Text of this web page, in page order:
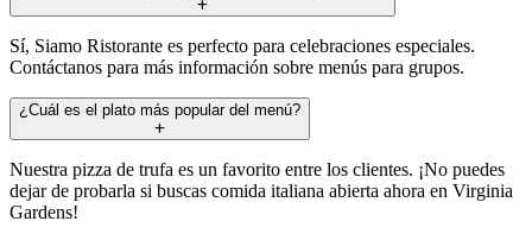
Sí, Siamo Ristorante es perfecto para celebraciones especiales.
Contáctanos para más información sobre menús para grupos.
¿Cuál es el plato más popular del menú?
Nuestra pizza de trufa es un favorito entre los clientes. ¡No puedes
dejar de probarla si buscas comida italiana abierta ahora en Virginia
Gardens!